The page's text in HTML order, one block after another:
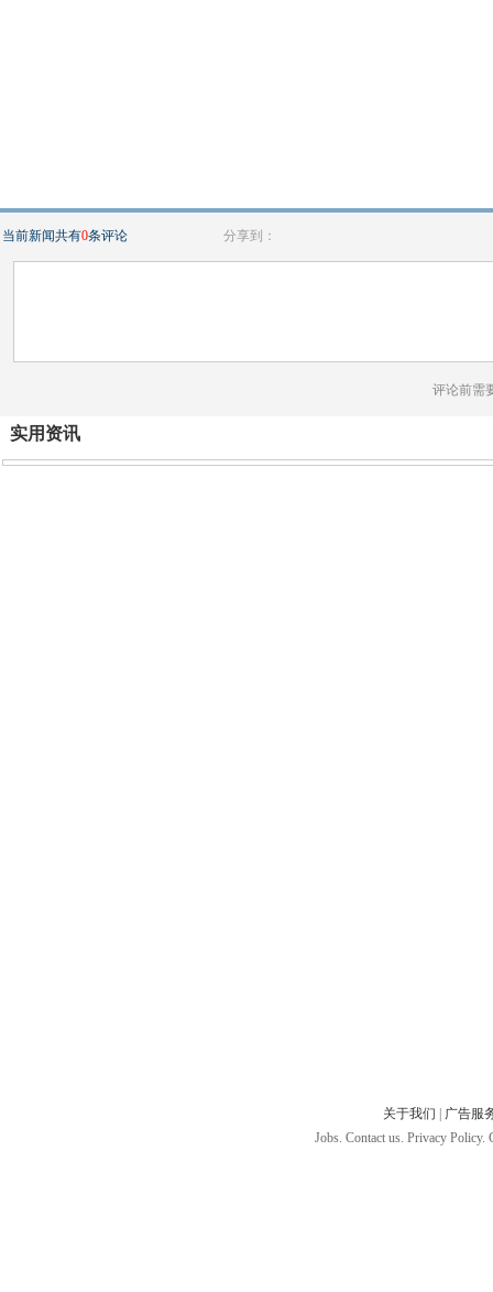
当前新闻共有0条评论 分享到：
评论前需
实用资讯
关于我们
广告服
Jobs. Contact us. Privacy